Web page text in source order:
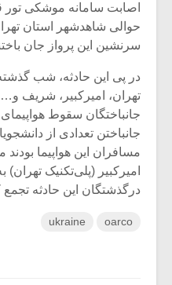
اصابت سامانه موشکی تور
سرنشین این پرواز جان
در پی این حادثه، شب
تهران، امیرکبیر، شریف و…
جانباختن تعدادی از
مسافران این هواپیما
امیرکبیر (پلی‌تکنیک تهران)
درگذشتگان این حادثه تجمع
oarco
ukraine